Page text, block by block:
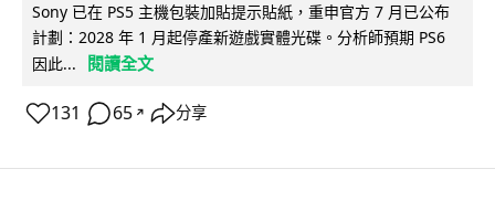
Sony 已在 PS5 主機包裝加貼提示貼紙，重申官方 7 月已公布
計劃：2028 年 1 月起停產新遊戲實體光碟。分析師預期 PS6
因此...
閱讀全文
131 65 ↗ 分享